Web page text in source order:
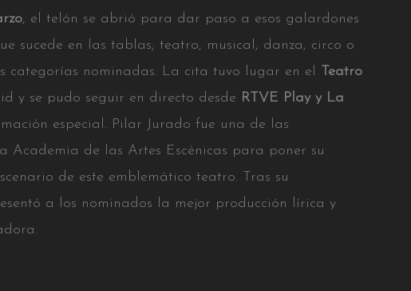
, el telón se abrió para dar paso a esos galardones
sucede en las tablas; teatro, musical, danza, circo o
categorías nominadas. La cita tuvo lugar en el
Teatro
y se pudo seguir en directo desde RTVE Play y La
especial. Pilar Jurado fue una de las
Academia de las Artes Escénicas para poner su
de este emblemático teatro. Tras su
a los nominados la mejor producción lírica y